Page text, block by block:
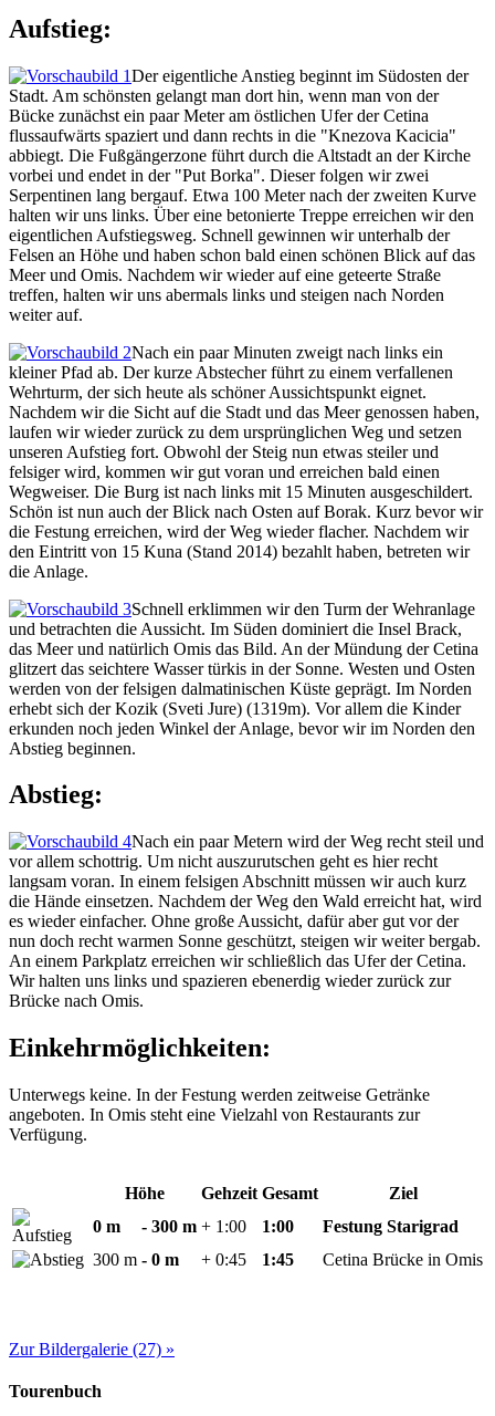
Aufstieg:
Der eigentliche Anstieg beginnt im Südosten der
Stadt. Am schönsten gelangt man dort hin, wenn man von der
Bücke zunächst ein paar Meter am östlichen Ufer der Cetina
flussaufwärts spaziert und dann rechts in die "Knezova Kacicia"
abbiegt. Die Fußgängerzone führt durch die Altstadt an der Kirche
vorbei und endet in der "Put Borka". Dieser folgen wir zwei
Serpentinen lang bergauf. Etwa 100 Meter nach der zweiten Kurve
halten wir uns links. Über eine betonierte Treppe erreichen wir den
eigentlichen Aufstiegsweg. Schnell gewinnen wir unterhalb der
Felsen an Höhe und haben schon bald einen schönen Blick auf das
Meer und Omis. Nachdem wir wieder auf eine geteerte Straße
treffen, halten wir uns abermals links und steigen nach Norden
weiter auf.
Nach ein paar Minuten zweigt nach links ein
kleiner Pfad ab. Der kurze Abstecher führt zu einem verfallenen
Wehrturm, der sich heute als schöner Aussichtspunkt eignet.
Nachdem wir die Sicht auf die Stadt und das Meer genossen haben,
laufen wir wieder zurück zu dem ursprünglichen Weg und setzen
unseren Aufstieg fort. Obwohl der Steig nun etwas steiler und
felsiger wird, kommen wir gut voran und erreichen bald einen
Wegweiser. Die Burg ist nach links mit 15 Minuten ausgeschildert.
Schön ist nun auch der Blick nach Osten auf Borak. Kurz bevor wir
die Festung erreichen, wird der Weg wieder flacher. Nachdem wir
den Eintritt von 15 Kuna (Stand 2014) bezahlt haben, betreten wir
die Anlage.
Schnell erklimmen wir den Turm der Wehranlage
und betrachten die Aussicht. Im Süden dominiert die Insel Brack,
das Meer und natürlich Omis das Bild. An der Mündung der Cetina
glitzert das seichtere Wasser türkis in der Sonne. Westen und Osten
werden von der felsigen dalmatinischen Küste geprägt. Im Norden
erhebt sich der Kozik (Sveti Jure) (1319m). Vor allem die Kinder
erkunden noch jeden Winkel der Anlage, bevor wir im Norden den
Abstieg beginnen.
Abstieg:
Nach ein paar Metern wird der Weg recht steil und
vor allem schottrig. Um nicht auszurutschen geht es hier recht
langsam voran. In einem felsigen Abschnitt müssen wir auch kurz
die Hände einsetzen. Nachdem der Weg den Wald erreicht hat, wird
es wieder einfacher. Ohne große Aussicht, dafür aber gut vor der
nun doch recht warmen Sonne geschützt, steigen wir weiter bergab.
An einem Parkplatz erreichen wir schließlich das Ufer der Cetina.
Wir halten uns links und spazieren ebenerdig wieder zurück zur
Brücke nach Omis.
Einkehrmöglichkeiten:
Unterwegs keine. In der Festung werden zeitweise Getränke
angeboten. In Omis steht eine Vielzahl von Restaurants zur
Verfügung.
Höhe Gehzeit Gesamt
Ziel
0 m
- 300 m + 1:00 1:00
Festung Starigrad
300 m - 0 m + 0:45 1:45 Cetina Brücke in Omis
Zur Bildergalerie (27) »
Tourenbuch